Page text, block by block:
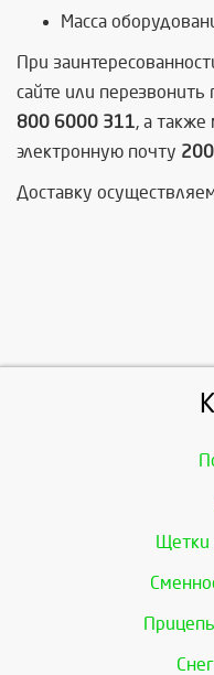
Масса
При
сайте или
800 6000 311, а также
электронную почту
Доставку